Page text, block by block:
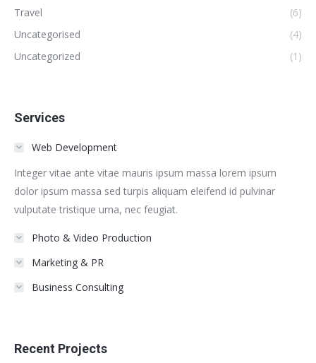
Travel
(6)
Uncategorised
(4)
Uncategorized
(1)
Services
Web Development
Integer vitae ante vitae mauris ipsum massa lorem ipsum
dolor ipsum massa sed turpis aliquam eleifend id pulvinar
vulputate tristique urna, nec feugiat.
Photo & Video Production
Marketing & PR
Business Consulting
Recent Projects